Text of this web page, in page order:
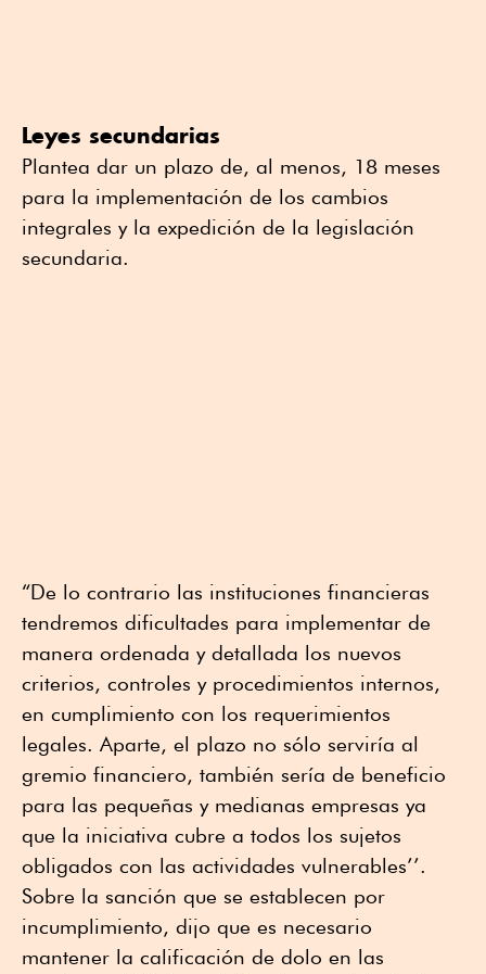
Leyes secundarias
Plantea dar un plazo de, al menos, 18 meses
para la implementación de los cambios
integrales y la expedición de la legislación
secundaria.
“De lo contrario las instituciones financieras
tendremos dificultades para implementar de
manera ordenada y detallada los nuevos
criterios, controles y procedimientos internos,
en cumplimiento con los requerimientos
legales. Aparte, el plazo no sólo serviría al
gremio financiero, también sería de beneficio
para las pequeñas y medianas empresas ya
que la iniciativa cubre a todos los sujetos
obligados con las actividades vulnerables’’.
Sobre la sanción que se establecen por
incumplimiento, dijo que es necesario
mantener la calificación de dolo en las